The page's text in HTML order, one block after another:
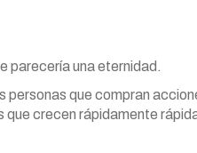
parecería una eternidad.
que compran
crecen rápidamente